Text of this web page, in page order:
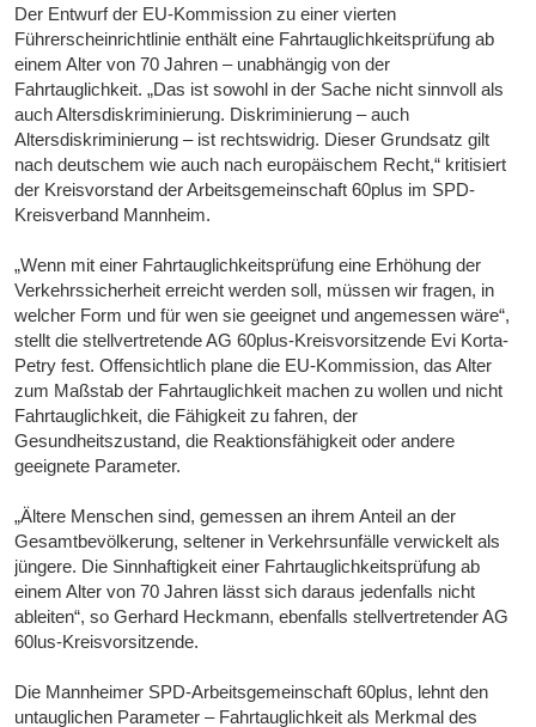
Der Entwurf der EU-Kommission zu einer vierten
Führerscheinrichtlinie enthält eine Fahrtauglichkeitsprüfung ab
einem Alter von 70 Jahren – unabhängig von der
Fahrtauglichkeit. „Das ist sowohl in der Sache nicht sinnvoll als
auch Altersdiskriminierung. Diskriminierung – auch
Altersdiskriminierung – ist rechtswidrig. Dieser Grundsatz gilt
nach deutschem wie auch nach europäischem Recht,“ kritisiert
der Kreisvorstand der Arbeitsgemeinschaft 60plus im SPD-
Kreisverband Mannheim.
„Wenn mit einer Fahrtauglichkeitsprüfung eine Erhöhung der
Verkehrssicherheit erreicht werden soll, müssen wir fragen, in
welcher Form und für wen sie geeignet und angemessen wäre“,
stellt die stellvertretende AG 60plus-Kreisvorsitzende Evi Korta-
Petry fest. Offensichtlich plane die EU-Kommission, das Alter
zum Maßstab der Fahrtauglichkeit machen zu wollen und nicht
Fahrtauglichkeit, die Fähigkeit zu fahren, der
Gesundheitszustand, die Reaktionsfähigkeit oder andere
geeignete Parameter.
„Ältere Menschen sind, gemessen an ihrem Anteil an der
Gesamtbevölkerung, seltener in Verkehrsunfälle verwickelt als
jüngere. Die Sinnhaftigkeit einer Fahrtauglichkeitsprüfung ab
einem Alter von 70 Jahren lässt sich daraus jedenfalls nicht
ableiten“, so Gerhard Heckmann, ebenfalls stellvertretender AG
60lus-Kreisvorsitzende.
Die Mannheimer SPD-Arbeitsgemeinschaft 60plus, lehnt den
untauglichen Parameter – Fahrtauglichkeit als Merkmal des